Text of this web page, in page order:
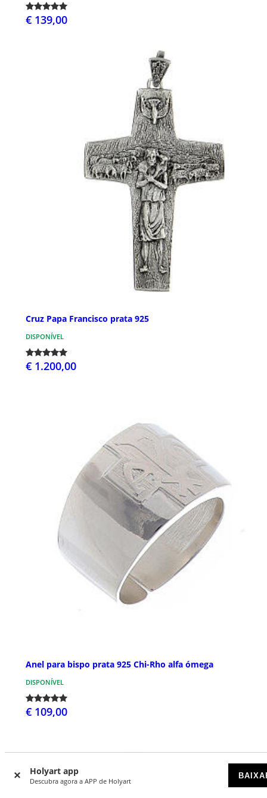
Holyart app
Descubra agora a APP de Holyart
€ 139,00
Cruz Papa Francisco prata 925
DISPONÍVEL
€ 1.200,00
Anel para bispo prata 925 Chi-Rho alfa ómega
DISPONÍVEL
€ 109,00